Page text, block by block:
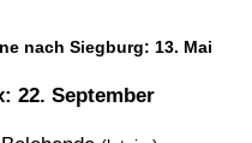
nach Siegburg: 13. Mai
22. September